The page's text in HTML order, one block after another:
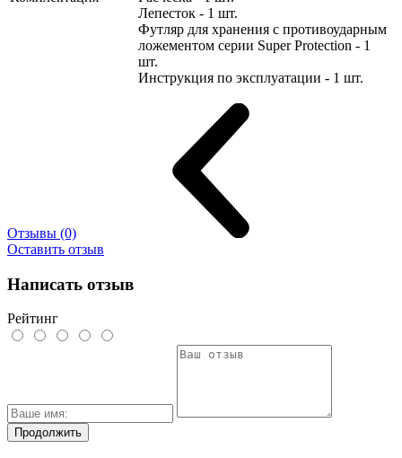
Лепесток - 1 шт.
Футляр для хранения с противоударным
ложементом серии Super Protection - 1
шт.
Инструкция по эксплуатации - 1 шт.
Отзывы (0)
Оставить отзыв
Написать отзыв
Рейтинг
Продолжить